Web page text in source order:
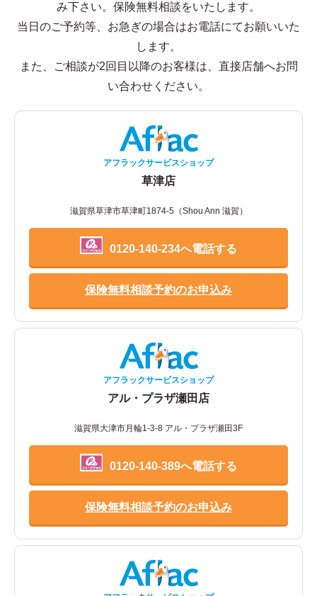
み下さい。保険無料相談をいたします。
当日のご予約等、お急ぎの場合はお電話にてお願いいた
します。
また、ご相談が2回目以降のお客様は、直接店舗へお問
い合わせください。
アフラックサービスショップ
草津店
滋賀県草津市草津町1874-5（Shou Ann 滋賀）
0120-140-234へ電話する
保険無料相談予約のお申込み
アフラックサービスショップ
アル・プラザ瀬田店
滋賀県大津市月輪1-3-8 アル・プラザ瀬田3F
0120-140-389へ電話する
保険無料相談予約のお申込み